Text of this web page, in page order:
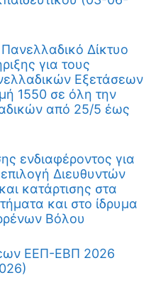
Δίκτυο
για τους
Εξετάσεων
1550 σε όλη την
από 25/5 έως
ενδιαφέροντος για
Διευθυντών
κατάρτισης στα
και στο ίδρυμα
Βόλου
ΕΕΠ-ΕΒΠ 2026